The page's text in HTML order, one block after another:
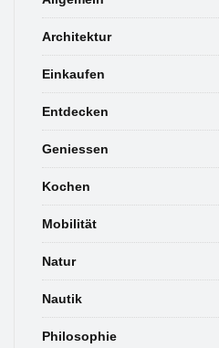
Architektur
Einkaufen
Entdecken
Geniessen
Kochen
Mobilität
Natur
Nautik
Philosophie